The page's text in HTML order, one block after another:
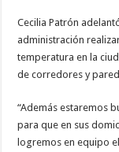
Cecilia Patrón
administración
temperatura en la
de corredores y
“Además estaremos
para que en sus
logremos en equipo